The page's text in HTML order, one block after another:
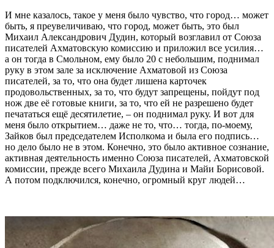
И мне казалось, такое у меня было чувство, что город… может
быть, я преувеличиваю, что город, может быть, это был
Михаил Александрович Дудин, который возглавил от Союза
писателей Ахматовскую комиссию и приложил все усилия…
а он тогда в Смольном, ему было 20 с небольшим, поднимал
руку в этом зале за исключение Ахматовой из Союза
писателей, за то, что она будет лишена карточек
продовольственных, за то, что будут запрещены, пойдут под
нож две её готовые книги, за то, что ей не разрешено будет
печататься ещё десятилетие, – он поднимал руку. И вот для
меня было открытием… даже не то, что… тогда, по-моему,
Зайков был председателем Исполкома и была его подпись…
но дело было не в этом. Конечно, это было активное сознание,
активная деятельность именно Союза писателей, Ахматовской
комиссии, прежде всего Михаила Дудина и Майи Борисовой.
А потом подключился, конечно, огромный круг людей…